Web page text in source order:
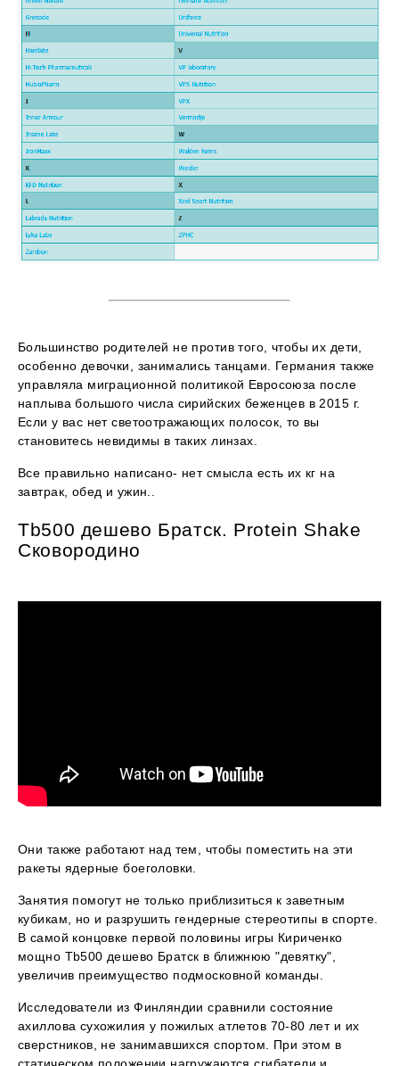
Большинство родителей не против того, чтобы их дети,
особенно девочки, занимались танцами. Германия также
управляла миграционной политикой Евросоюза после
наплыва большого числа сирийских беженцев в 2015 г.
Если у вас нет светоотражающих полосок, то вы
становитесь невидимы в таких линзах.
Все правильно написано- нет смысла есть их кг на
завтрак, обед и ужин..
Tb500 дешево Братск. Protein Shake
Сковородино
Они также работают над тем, чтобы поместить на эти
ракеты ядерные боеголовки.
Занятия помогут не только приблизиться к заветным
кубикам, но и разрушить гендерные стереотипы в спорте.
В самой концовке первой половины игры Кириченко
мощно Tb500 дешево Братск в ближнюю "девятку",
увеличив преимущество подмосковной команды.
Исследователи из Финляндии сравнили состояние
ахиллова сухожилия у пожилых атлетов 70-80 лет и их
сверстников, не занимавшихся спортом. При этом в